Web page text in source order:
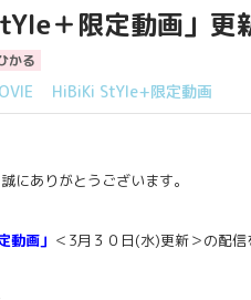
＋限定動画」更
かる
HiBiKi StYle+限定動画
にありがとうございます。
動画」 ＜3月３０日(水)更新＞の配信